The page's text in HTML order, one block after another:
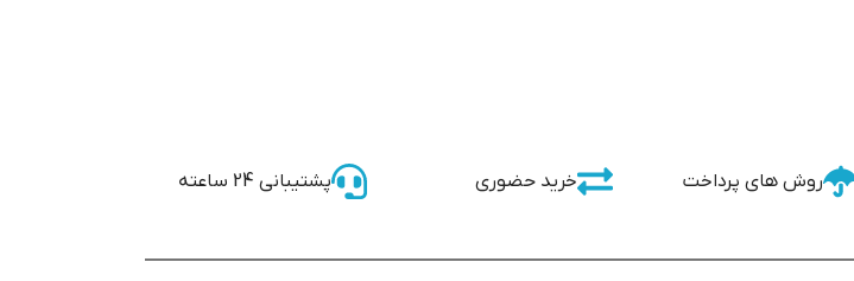
روش های پرداخت خرید حضوری پشتیبانی 24 ساعته